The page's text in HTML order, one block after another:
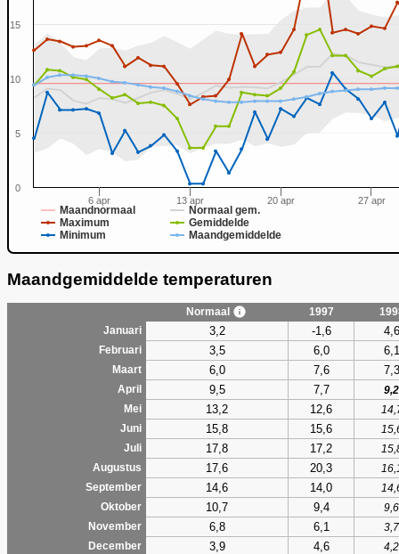
Maandnormaal
Normaal gem.
Maximum
Gemiddelde
Minimum
Maandgemiddelde
6 apr 13 apr 20 apr 27 apr
0
5
10
15
Maandgemiddelde temperaturen
Normaal 1997
Januari
3,2 -1,6 4,6
Februari 3,5 6,0 6,1
Maart 6,0 7,6 7,3
April 9,5 7,7
9,2
Mei
13,2 12,6
Juni
15,8 15,6
Juli
17,8 17,2
Augustus
17,6 20,3
September
14,6 14,0
Oktober
10,7 9,4
9,6
November
6,8 6,1
3,7
December
3,9 4,6 4,2